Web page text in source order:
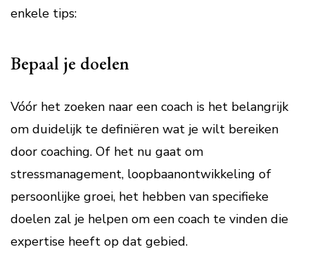
enkele tips:
Bepaal je doelen
Vóór het zoeken naar een coach is het belangrijk
om duidelijk te definiëren wat je wilt bereiken
door coaching. Of het nu gaat om
stressmanagement, loopbaanontwikkeling of
persoonlijke groei, het hebben van specifieke
doelen zal je helpen om een coach te vinden die
expertise heeft op dat gebied.